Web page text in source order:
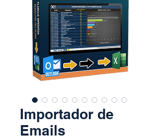
Importador de
Emails